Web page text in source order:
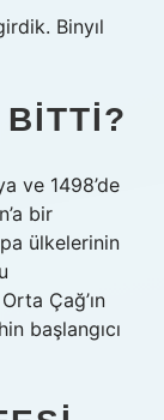
Binyıl
BITTI?
ve 1498’de
bir
ülkelerinin
Çağ’ın
başlangıcı